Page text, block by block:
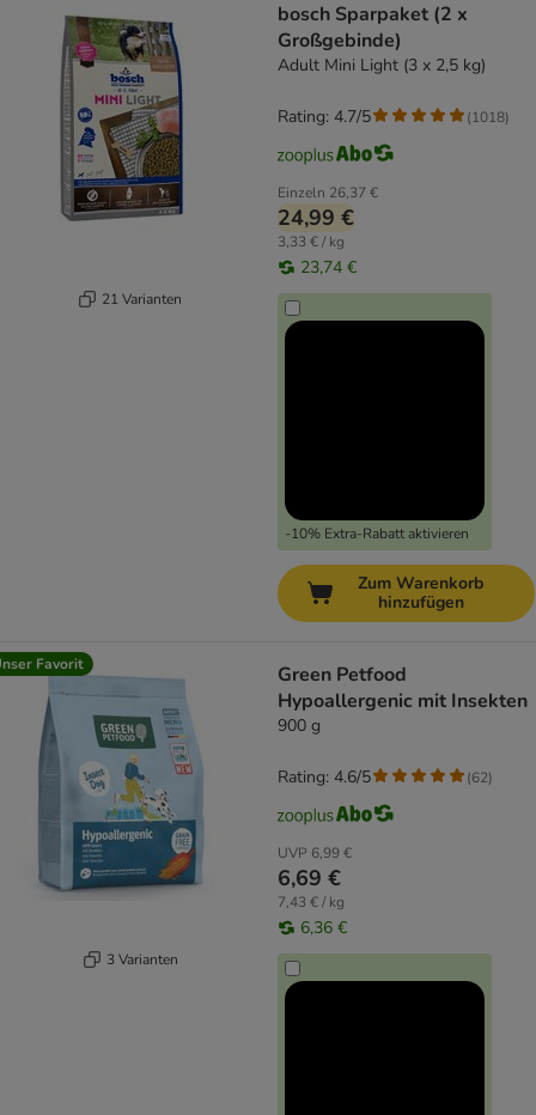
21 Varianten
bosch Sparpaket (2 x
Großgebinde)
Adult Mini Light (3 x 2,5 kg)
Einzeln 26,37 €
24,99 €
3,33 € / kg
23,74 €
-10% Extra-Rabatt aktivieren
Rating: 4.7/5 (1018)
Zum Warenkorb
hinzufügen
Favorit
3 Varianten
Green Petfood
Hypoallergenic mit Insekten
900 g
UVP 6,99 €
6,69 €
7,43 € / kg
6,36 €
Rating: 4.6/5 (62)